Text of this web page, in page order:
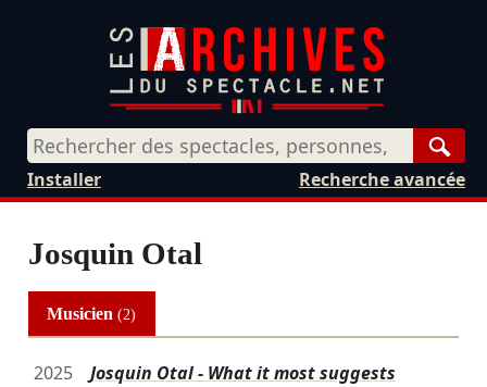
Recherche avancée
Installer
Josquin Otal
Musicien(2)
2025
Josquin Otal - What it most suggests